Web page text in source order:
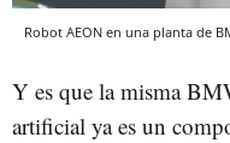
Robot AEON en una planta de
Y es que la misma
artificial ya es un